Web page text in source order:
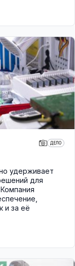
ДЕЛО
удерживает
для
и за её